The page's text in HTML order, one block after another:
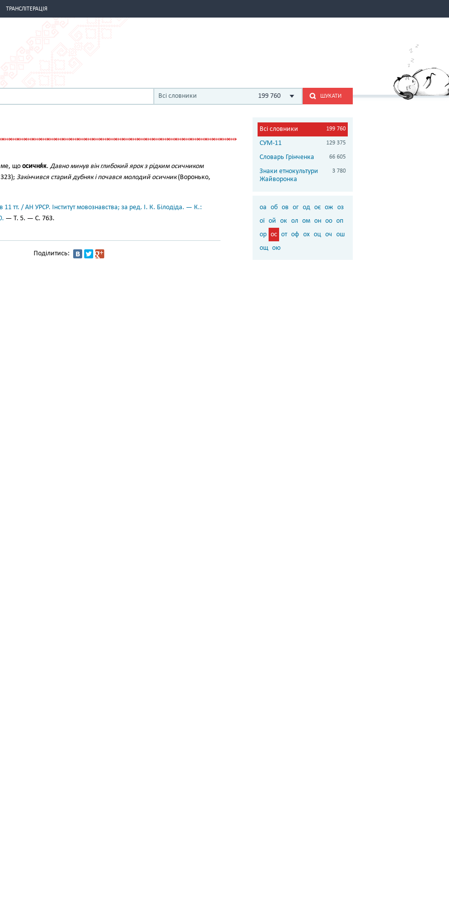
ТРАНСЛІТЕРАЦІЯ
Всі словники 199 760 ШУКАТИ
що осичня́к.Давно минув він глибокий ярок з рідким осичником
Закінчився старий дубняк і почався молодий осичник(Воронько,
11 тт. / АН УРСР. Інститут мовознавства; за ред. І. К. Білодіда. — К.:
— Т. 5. — С. 763.
Поділитись:
Всі словники 199 760
СУМ-11 129 375
Словарь Грінченка 66 605
Знаки етнокультури
Жайворонка
3 780
оа об ов ог од оє ож оз
ої ой ок ол ом он оо оп
ор ос от оф ох оц оч ош
ощ ою